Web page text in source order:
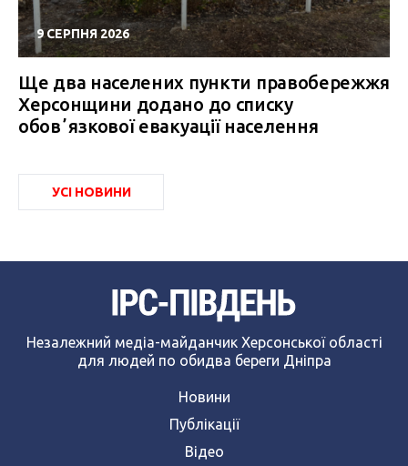
9 СЕРПНЯ 2026
Ще два населених пункти правобережжя
Херсонщини додано до списку
обовʼязкової евакуації населення
УСІ НОВИНИ
Незалежний медіа-майданчик Херсонської області
для людей по обидва береги Дніпра
Новини
Публікації
Відео